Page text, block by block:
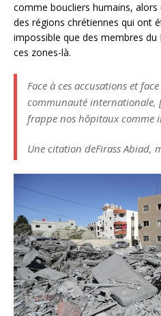
comme boucliers humains, alors
des régions chrétiennes qui ont
impossible que des membres
ces zones-là.
Face à ces accusations et
communauté internationale,
frappe nos hôpitaux comme
Une citation deFirass Abiad,